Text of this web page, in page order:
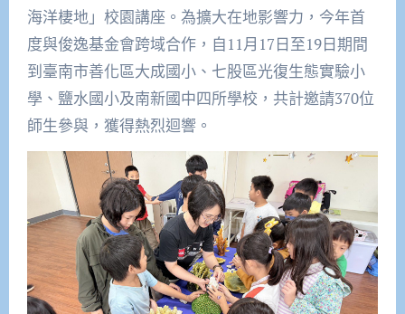
海洋棲地」校園講座。為擴大在地影響力，今年首
度與俊逸基金會跨域合作，自11月17日至19日期間
到臺南市善化區大成國小、七股區光復生態實驗小
學、鹽水國小及南新國中四所學校，共計邀請370位
師生參與，獲得熱烈迴響。